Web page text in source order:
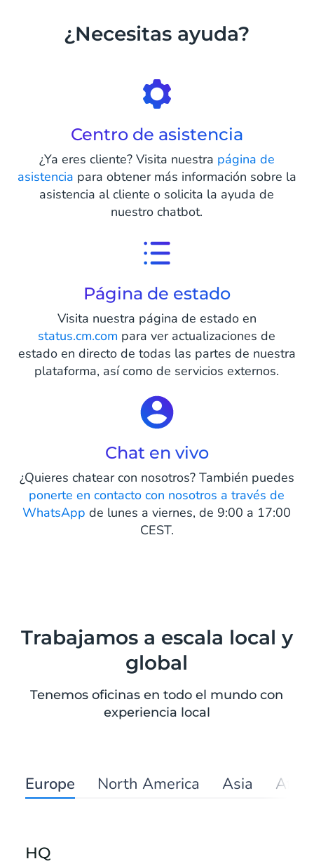
¿Necesitas ayuda?
Centro de asistencia
¿Ya eres cliente? Visita nuestra página de
asistencia para obtener más información sobre la
asistencia al cliente o solicita la ayuda de
nuestro chatbot.
Página de estado
Visita nuestra página de estado en
status.cm.com para ver actualizaciones de
estado en directo de todas las partes de nuestra
plataforma, así como de servicios externos.
Chat en vivo
¿Quieres chatear con nosotros? También puedes
ponerte en contacto con nosotros a través de
WhatsApp de lunes a viernes, de 9:00 a 17:00
CEST.
Trabajamos a escala local y
global
Tenemos oficinas en todo el mundo con
experiencia local
Europe North America Asia
HQ